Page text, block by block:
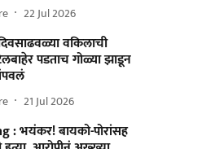
22 Jul 2026
वकिलाची
पडताच गोळ्या झाडून
21 Jul 2026
: भयंकर! बायको-पोरांसह